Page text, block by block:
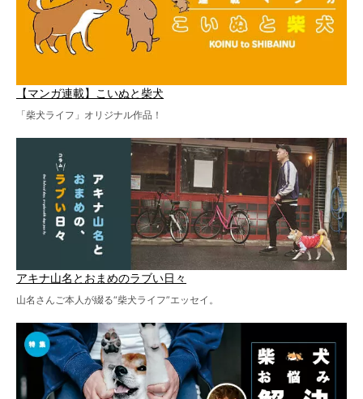
【マンガ連載】こいぬと柴犬
「柴犬ライフ」オリジナル作品！
アキナ山名とおまめのラブい日々
山名さんご本人が綴る“柴犬ライフ”エッセイ。